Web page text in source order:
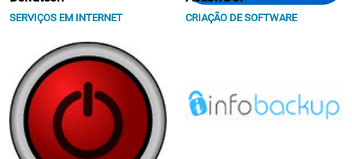
SERVIÇOS EM INTERNET CRIAÇÃO DE SOFTWARE